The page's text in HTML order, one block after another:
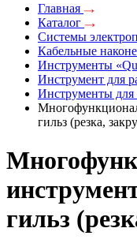
Главная
Каталог
Системы
Кабельные
Инструменты
Инструмент для
Инструменты для
гильз (резка,
гильз